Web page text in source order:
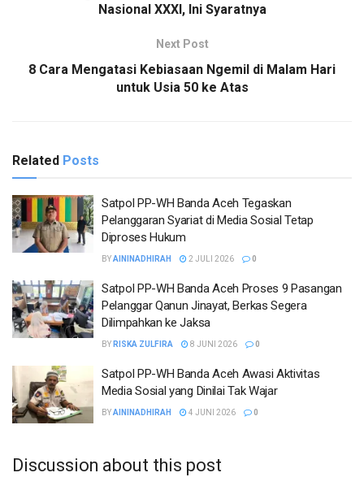
Nasional XXXI, Ini Syaratnya
Next Post
8 Cara Mengatasi Kebiasaan Ngemil di Malam Hari
untuk Usia 50 ke Atas
Related Posts
Satpol PP-WH Banda Aceh Tegaskan
Pelanggaran Syariat di Media Sosial Tetap
Diproses Hukum
BYAININADHIRAH 2 JULI 2026 0
Satpol PP-WH Banda Aceh Proses 9 Pasangan
Pelanggar Qanun Jinayat, Berkas Segera
Dilimpahkan ke Jaksa
BY RISKA ZULFIRA 8 JUNI 2026 0
Satpol PP-WH Banda Aceh Awasi Aktivitas
Media Sosial yang Dinilai Tak Wajar
BYAININADHIRAH 4 JUNI 2026 0
Discussion about this post